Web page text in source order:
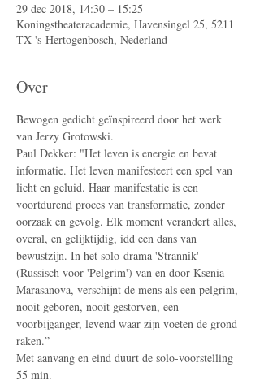
29 dec 2018, 14:30 – 15:25
Koningstheateracademie, Havensingel 25, 5211
TX 's-Hertogenbosch, Nederland
Over
Bewogen gedicht geïnspireerd door het werk
van Jerzy Grotowski.
​Paul Dekker: "Het leven is energie en bevat
informatie. Het leven manifesteert een spel van
licht en geluid. Haar manifestatie is een
voortdurend proces van transformatie, zonder
oorzaak en gevolg. Elk moment verandert alles,
overal, en gelijktijdig, idd een dans van
bewustzijn. In het solo-drama 'Strannik'
(Russisch voor 'Pelgrim') van en door Ksenia
Marasanova, verschijnt de mens als een pelgrim,
nooit geboren, nooit gestorven, een
voorbijganger, levend waar zijn voeten de grond
raken.”​
Met aanvang en eind duurt de solo-voorstelling
55 min.